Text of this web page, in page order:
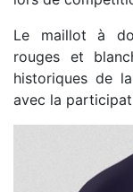
Le maillot à
rouges et
historiques de
avec la